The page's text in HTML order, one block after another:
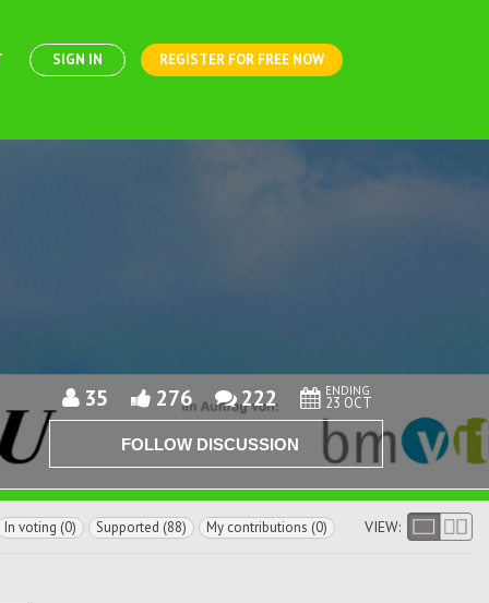
SIGN IN REGISTER FOR FREE NOW
35 276 222 ENDING
23 OCT
FOLLOW DISCUSSION
In voting (0) Supported (88) My contributions (0) VIEW: